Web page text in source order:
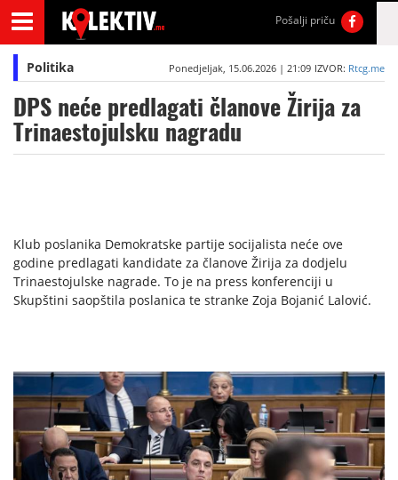
Pošalji priču
Politika Ponedjeljak, 15.06.2026 | 21:09 IZVOR: Rtcg.me
DPS neće predlagati članove Žirija za
Trinaestojulsku nagradu
Klub poslanika Demokratske partije socijalista neće ove
godine predlagati kandidate za članove Žirija za dodjelu
Trinaestojulske nagrade. To je na press konferenciji u
Skupštini saopštila poslanica te stranke Zoja Bojanić Lalović.